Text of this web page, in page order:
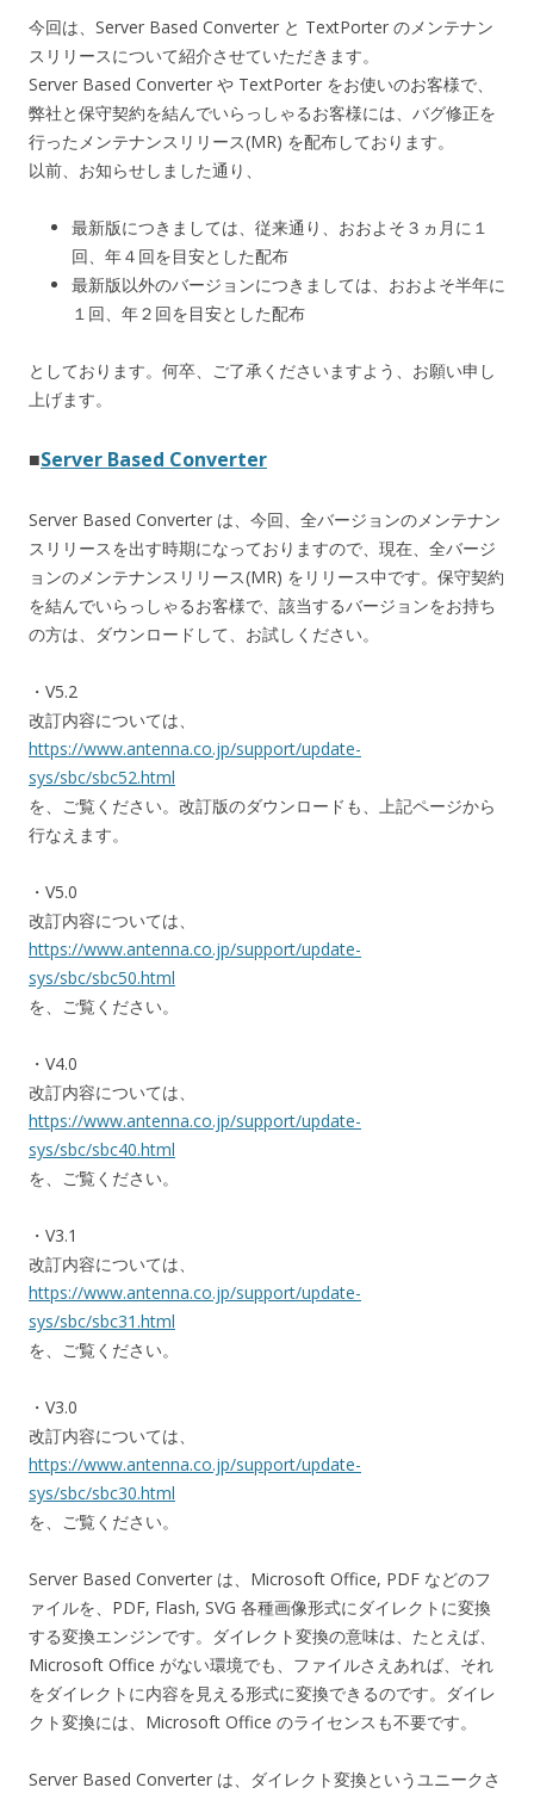
今回は、Server Based Converter と TextPorter のメンテナン
スリリースについて紹介させていただきます。
Server Based Converter や TextPorter をお使いのお客様で、
弊社と保守契約を結んでいらっしゃるお客様には、バグ修正を
行ったメンテナンスリリース(MR) を配布しております。
以前、お知らせしました通り、
最新版につきましては、従来通り、おおよそ３ヵ月に１
回、年４回を目安とした配布
最新版以外のバージョンにつきましては、おおよそ半年に
１回、年２回を目安とした配布
としております。何卒、ご了承くださいますよう、お願い申し
上げます。
■Server Based Converter
Server Based Converter は、今回、全バージョンのメンテナン
スリリースを出す時期になっておりますので、現在、全バージ
ョンのメンテナンスリリース(MR) をリリース中です。保守契約
を結んでいらっしゃるお客様で、該当するバージョンをお持ち
の方は、ダウンロードして、お試しください。
・V5.2
改訂内容については、
https://www.antenna.co.jp/support/update-
sys/sbc/sbc52.html
を、ご覧ください。改訂版のダウンロードも、上記ページから
行なえます。
・V5.0
改訂内容については、
https://www.antenna.co.jp/support/update-
sys/sbc/sbc50.html
を、ご覧ください。
・V4.0
改訂内容については、
https://www.antenna.co.jp/support/update-
sys/sbc/sbc40.html
を、ご覧ください。
・V3.1
改訂内容については、
https://www.antenna.co.jp/support/update-
sys/sbc/sbc31.html
を、ご覧ください。
・V3.0
改訂内容については、
https://www.antenna.co.jp/support/update-
sys/sbc/sbc30.html
を、ご覧ください。
Server Based Converter は、Microsoft Office, PDF などのフ
ァイルを、PDF, Flash, SVG 各種画像形式にダイレクトに変換
する変換エンジンです。ダイレクト変換の意味は、たとえば、
Microsoft Office がない環境でも、ファイルさえあれば、それ
をダイレクトに内容を見える形式に変換できるのです。ダイレ
クト変換には、Microsoft Office のライセンスも不要です。
Server Based Converter は、ダイレクト変換というユニークさ